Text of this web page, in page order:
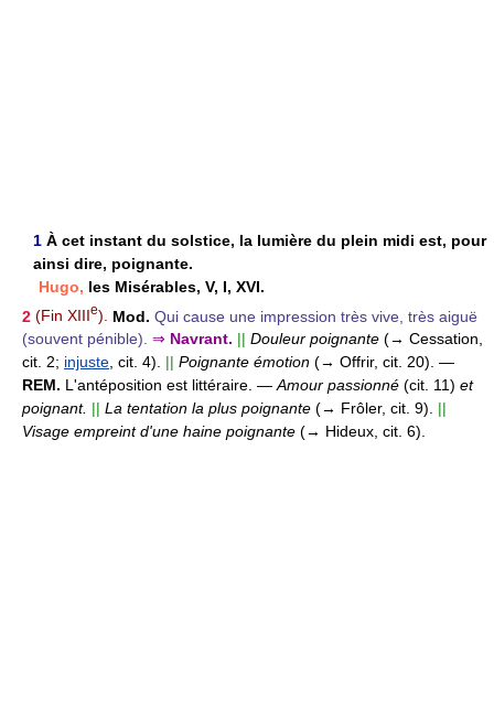
1 À cet instant du solstice, la lumière du plein midi est, pour
ainsi dire, poignante.
Hugo, les Misérables, V, I, XVI.
2 (Fin XIIIe). Mod. Qui cause une impression très vive, très aiguë
(souvent pénible). ⇒ Navrant. || Douleur poignante (→ Cessation,
cit. 2; injuste, cit. 4). || Poignante émotion (→ Offrir, cit. 20). —
REM. L'antéposition est littéraire. —Amour passionné (cit. 11) et
poignant. || La tentation la plus poignante (→ Frôler, cit. 9). ||
Visage empreint d'une haine poignante (→ Hideux, cit. 6).